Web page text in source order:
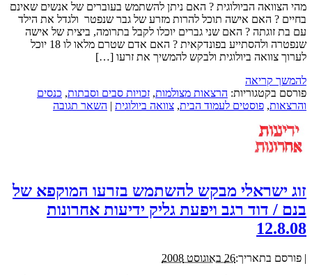
מהי הצוואה הביולוגית ? האם ניתן להשתמש בעוברים של אנשים שאינם
בחיים ? האם אישה תוכל להרות מזרע של גבר שנפטר ולגדל את הילד
עם בת זוגתה ? האם שני גברים יוכלו לקבל בתרומה, ביצית של אישה
שנפטרה ולהסתייע בפונדקאית ? האם אדם שטרם מלאו לו 18 יוכל
לערוך צוואה ביולוגית ולבקש להמשיך את זרעו […]
להמשך קריאה
פורסם בקטגוריות: הרצאות מצולמות, זכויות סבים וסבתות, כנסים
והרצאות, פוסטים לעמוד הבית, צוואה ביולוגית | השאר תגובה
זוג ישראלי מבקש להשתמש בזרעו המוקפא של
בנם / דוד רגב ויפעת גליק ידיעות אחרונות
12.8.08
| פורסם בתאריך:26 באוגוסט 2008